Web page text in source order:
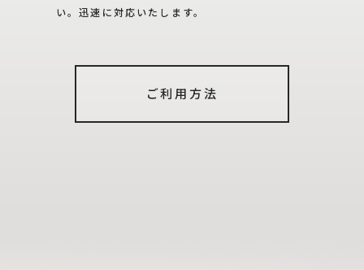
い。迅速に対応いたします。
ご利用方法